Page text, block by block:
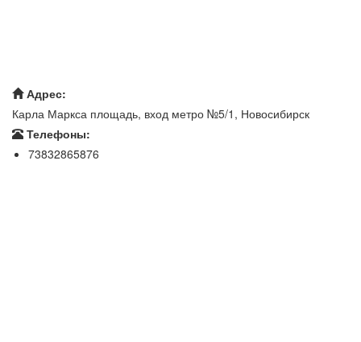
Адрес:
Карла Маркса площадь, вход метро №5/1, Новосибирск
Телефоны:
73832865876